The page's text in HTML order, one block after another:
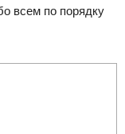
всем по порядку